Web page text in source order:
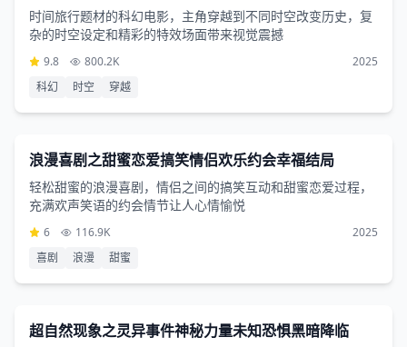
时间旅行题材的科幻电影，主角穿越到不同时空改变历史，复
杂的时空设定和精彩的特效场面带来视觉震撼
9.8 800.2K
2025
科幻
时空 穿越
3小时4分钟
喜剧片
浪漫喜剧之甜蜜恋爱搞笑情侣欢乐约会幸福结局
轻松甜蜜的浪漫喜剧，情侣之间的搞笑互动和甜蜜恋爱过程，
充满欢声笑语的约会情节让人心情愉悦
6 116.9K
2025
喜剧
浪漫 甜蜜
2小时58分钟
恐怖片
超自然现象之灵异事件神秘力量未知恐惧黑暗降临